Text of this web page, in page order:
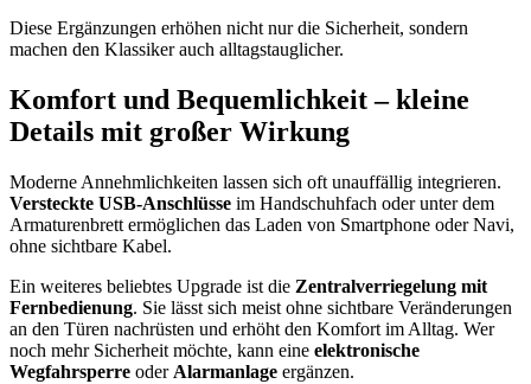
Diese Ergänzungen erhöhen nicht nur die Sicherheit, sondern
machen den Klassiker auch alltagstauglicher.
Komfort und Bequemlichkeit – kleine
Details mit großer Wirkung
Moderne Annehmlichkeiten lassen sich oft unauffällig integrieren.
Versteckte USB-Anschlüsse im Handschuhfach oder unter dem
Armaturenbrett ermöglichen das Laden von Smartphone oder Navi,
ohne sichtbare Kabel.
Ein weiteres beliebtes Upgrade ist die Zentralverriegelung mit
Fernbedienung. Sie lässt sich meist ohne sichtbare Veränderungen
an den Türen nachrüsten und erhöht den Komfort im Alltag. Wer
noch mehr Sicherheit möchte, kann eine elektronische
Wegfahrsperre oder Alarmanlage ergänzen.